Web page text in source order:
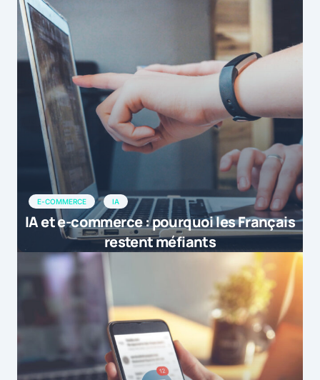
E-COMMERCE IA
IA et e-commerce : pourquoi les Français
restent méfiants